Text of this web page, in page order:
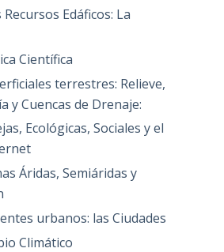
Edáficos: La
Científica
terrestres: Relieve,
y Cuencas de Drenaje:
Ecológicas, Sociales y el
Áridas, Semiáridas y
urbanos: las Ciudades
Climático